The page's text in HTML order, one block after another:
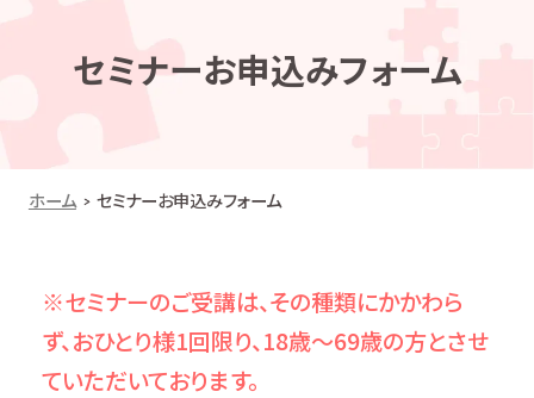
セミナーお申込みフォーム
ホーム セミナーお申込みフォーム
※セミナーのご受講は、その種類にかかわら
ず、おひとり様1回限り、18歳～69歳の方とさせ
ていただいております。